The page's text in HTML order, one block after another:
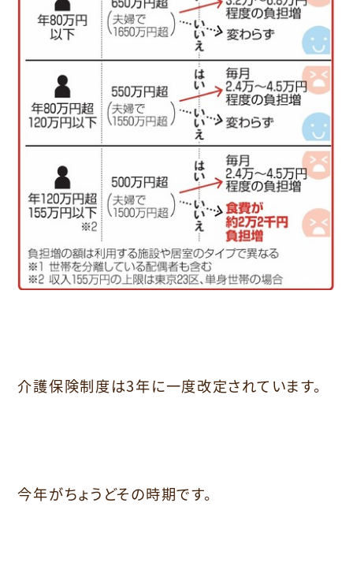
介護保険制度は3年に一度改定されています。
今年がちょうどその時期です。